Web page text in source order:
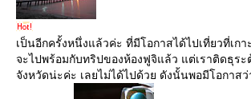
เป็นอีกครั้งหนึ่งแล้วค่ะ ที่มีโอกาสได้ไปเที่ยวที่เกา
จะไปพร้อมกับทริปของห้องฟูจิแล้ว แต่เราติดธุระ
จังหวัดน่ะค่ะ เลยไม่ได้ไปด้วย ดังนั้นพอมีโอกาสว่